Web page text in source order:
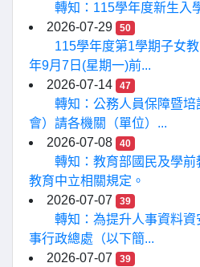
轉知：115學年度新生入
2026-07-29
50
115學年度第1學期子女
年9月7日(星期一)前...
2026-07-14
47
轉知：公務人員保障暨培
會）請各機關（單位）...
2026-07-08
40
轉知：教育部國民及學
教育中立相關規定。
2026-07-07
39
轉知：為提升人事資料
事行政總處（以下簡...
2026-07-07
39